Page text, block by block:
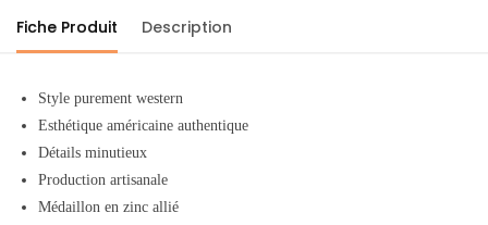
Fiche Produit Description
Style purement western
Esthétique américaine authentique
Détails minutieux
Production artisanale
Médaillon en zinc allié